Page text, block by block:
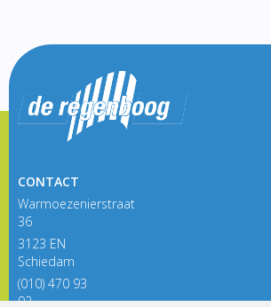
CONTACT
Warmoezenierstraat
36
3123 EN
Schiedam
(010) 470 93
92